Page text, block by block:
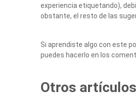
experiencia etiquetando),
obstante, el resto de las
Si aprendiste algo con este
puedes hacerlo en los
Otros